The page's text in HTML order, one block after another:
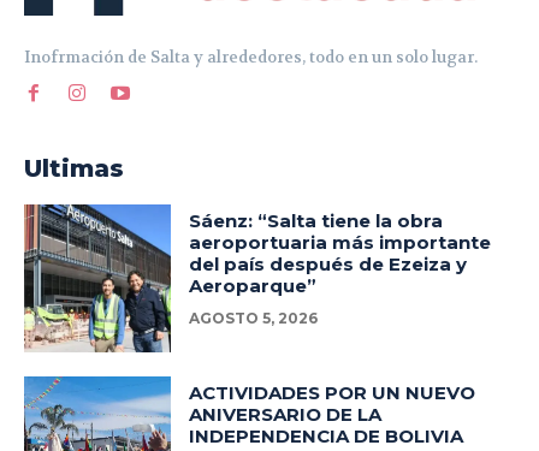
Inofrmación de Salta y alrededores, todo en un solo lugar.
Ultimas
Sáenz: “Salta tiene la obra
aeroportuaria más importante
del país después de Ezeiza y
Aeroparque”
AGOSTO 5, 2026
ACTIVIDADES POR UN NUEVO
ANIVERSARIO DE LA
INDEPENDENCIA DE BOLIVIA